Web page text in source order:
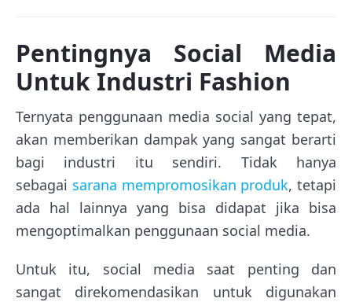
Pentingnya Social Media
Untuk Industri Fashion
Ternyata penggunaan media social yang tepat,
akan memberikan dampak yang sangat berarti
bagi industri itu sendiri. Tidak hanya
sebagai sarana mempromosikan produk, tetapi
ada hal lainnya yang bisa didapat jika bisa
mengoptimalkan penggunaan social media.
Untuk itu, social media saat penting dan
sangat direkomendasikan untuk digunakan